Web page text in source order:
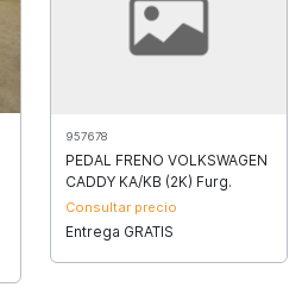
957678
PEDAL FRENO VOLKSWAGEN
CADDY KA/KB (2K) Furg.
Consultar precio
Entrega GRATIS